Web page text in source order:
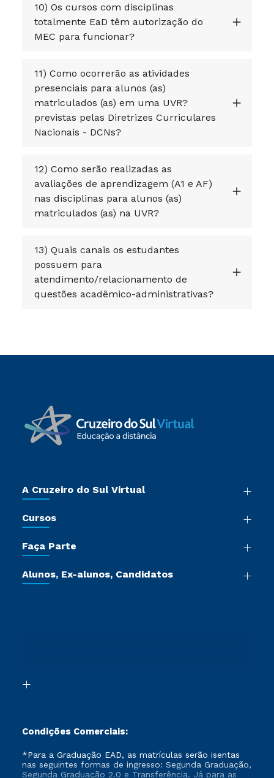
10) Os cursos com disciplinas
totalmente EaD têm autorização do
MEC para funcionar?
11) Como ocorrerão as atividades
presenciais para alunos (as)
matriculados (as) em uma UVR?
previstas pelas Diretrizes Curriculares
Nacionais - DCNs?
12) Como serão realizadas as
avaliações de aprendizagem (A1 e AF)
nas disciplinas para alunos (as)
matriculados (as) na UVR?
13) Quais canais os estudantes
possuem para
atendimento/relacionamento de
questões acadêmico-administrativas?
A Cruzeiro do Sul Virtual
Sala de Imprensa
Certificadoras
Jornada do Aluno
Cursos
Pós-graduação
Cursos Livres
Faça Parte
Vestibular Redação
Formação Pedagógica - R2
Alunos, Ex-alunos, Candidatos
Condições Comerciais:
*Para a Graduação EAD, as matrículas serão isentas
nas seguintes formas de ingresso: Segunda Graduação,
Segunda Graduação 2.0 e Transferência. Já para as